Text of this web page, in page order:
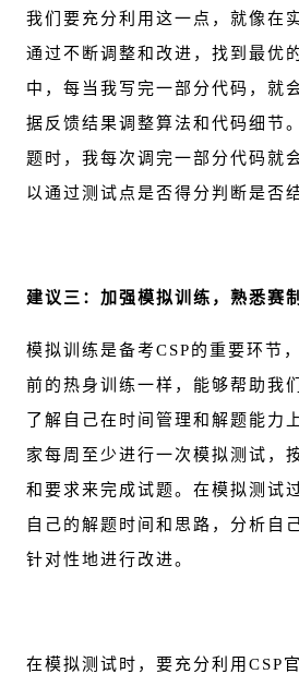
我们要充分利用这一点，就像在
通过不断调整和改进，找到最优
中，每当我写完一部分代码，就
据反馈结果调整算法和代码细节
题时，我每次调完一部分代码就
以通过测试点是否得分判断是否
建议三：加强模拟训练，熟悉赛
模拟训练是备考CSP的重要环节
前的热身训练一样，能够帮助我
了解自己在时间管理和解题能力
家每周至少进行一次模拟测试，
和要求来完成试题。在模拟测试
自己的解题时间和思路，分析自
针对性地进行改进。
在模拟测试时，要充分利用CSP